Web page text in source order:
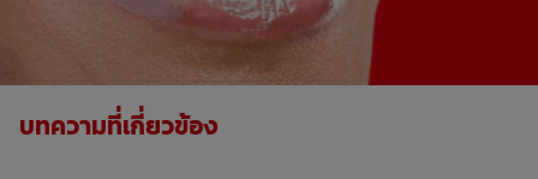
บทความที่เกี่ยวข้อง